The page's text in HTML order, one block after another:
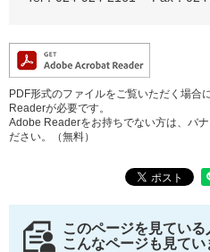
PDF形式のファイルをご覧いただく場合
Readerが必要です。
Adobe Readerをお持ちでない方は、バ
ださい。（無料）
このページを見ている
こんなページも見てい